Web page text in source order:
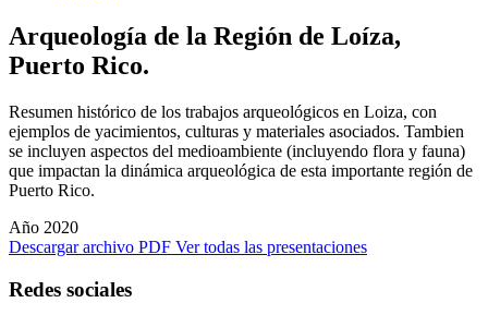
Arqueología de la Región de Loíza,
Puerto Rico.
Resumen histórico de los trabajos arqueológicos en Loiza, con
ejemplos de yacimientos, culturas y materiales asociados. Tambien
se incluyen aspectos del medioambiente (incluyendo flora y fauna)
que impactan la dinámica arqueológica de esta importante región de
Puerto Rico.
Año 2020
Descargar archivo PDF Ver todas las presentaciones
Redes sociales